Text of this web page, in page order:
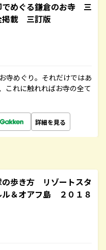
めぐる鎌倉のお寺 三
掲載 三訂版
寺めぐり。それだけではあ
これに触れればお寺の全て
詳細を見る
歩き方 リゾートスタ
＆オアフ島 ２０１８